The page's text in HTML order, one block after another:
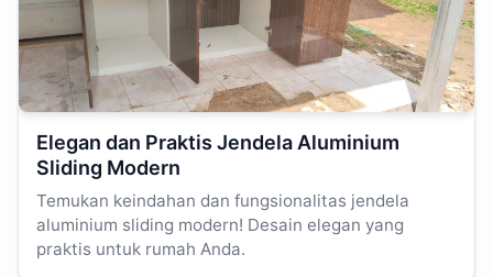
Elegan dan Praktis Jendela Aluminium
Sliding Modern
Temukan keindahan dan fungsionalitas jendela
aluminium sliding modern! Desain elegan yang
praktis untuk rumah Anda.